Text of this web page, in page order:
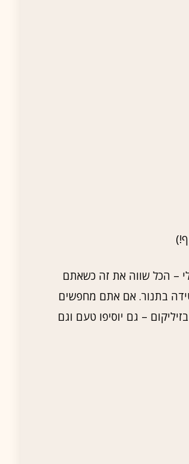
– הכל שווה את זה כשאתם
בתנור. אם אתם מחפשים
– גם יוסיפו טעם וגם